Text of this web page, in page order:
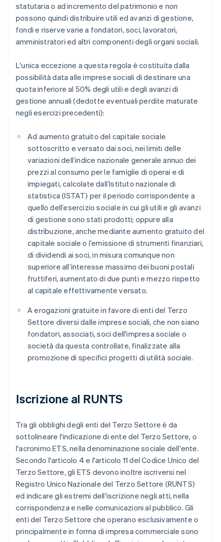
statutaria o ad incremento del patrimonio e non
possono quindi distribuire utili ed avanzi di gestione,
fondi e riserve varie a fondatori, soci, lavoratori,
amministratori ed altri componenti degli organi sociali.
L'unica eccezione a questa regola è costituita dalla
possibilità data alle imprese sociali di destinare una
quota inferiore al 50% degli utili e degli avanzi di
gestione annuali (dedotte eventuali perdite maturate
negli esercizi precedenti):
Ad aumento gratuito del capitale sociale
sottoscritto e versato dai soci, nei limiti delle
variazioni dell’indice nazionale generale annuo dei
prezzi al consumo per le famiglie di operai e di
impiegati, calcolate dall’Istituto nazionale di
statistica (ISTAT) per il periodo corrispondente a
quello dell’esercizio sociale in cui gli utili e gli avanzi
di gestione sono stati prodotti; oppure alla
distribuzione, anche mediante aumento gratuito del
capitale sociale o l’emissione di strumenti finanziari,
di dividendi ai soci, in misura comunque non
superiore all’interesse massimo dei buoni postali
fruttiferi, aumentato di due punti e mezzo rispetto
al capitale effettivamente versato.
A erogazioni gratuite in favore di enti del Terzo
Settore diversi dalle imprese sociali, che non siano
fondatori, associati, soci dell'impresa sociale o
società da questa controllate, finalizzate alla
promozione di specifici progetti di utilità sociale.
Iscrizione al RUNTS
Tra gli obblighi degli enti del Terzo Settore è da
sottolineare l'indicazione di ente del Terzo Settore, o
l'acronimo ETS, nella denominazione sociale dell'ente.
Secondo l'articolo 4 e l'articolo 11 del Codice Unico del
Terzo Settore, gli ETS devono inoltre iscriversi nel
Registro Unico Nazionale del Terzo Settore (RUNTS)
ed indicare gli estremi dell'iscrizione negli atti, nella
corrispondenza e nelle comunicazioni al pubblico. Gli
enti del Terzo Settore che operano esclusivamente o
principalmente in forma di impresa commerciale sono